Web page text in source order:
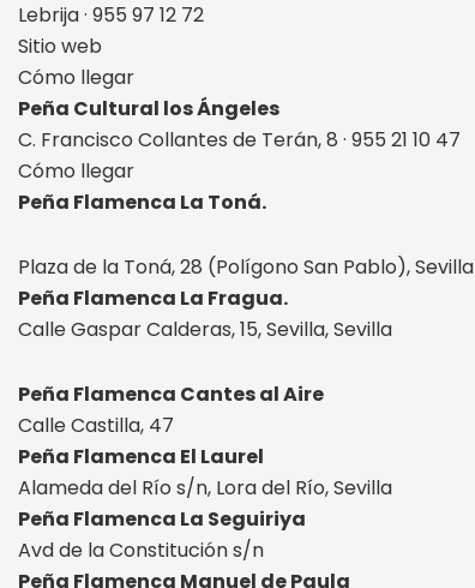
Lebrija · 955 97 12 72
Sitio web
Cómo llegar
Peña Cultural los Ángeles
C. Francisco Collantes de Terán, 8 · 955 21 10 47
Cómo llegar
Peña Flamenca La Toná.
Plaza de la Toná, 28 (Polígono San Pablo), Sevilla
Peña Flamenca La Fragua.
Calle Gaspar Calderas, 15, Sevilla, Sevilla
Peña Flamenca Cantes al Aire
Calle Castilla, 47
Peña Flamenca El Laurel
Alameda del Río s/n, Lora del Río, Sevilla
Peña Flamenca La Seguiriya
Avd de la Constitución s/n
Peña Flamenca Manuel de Paula